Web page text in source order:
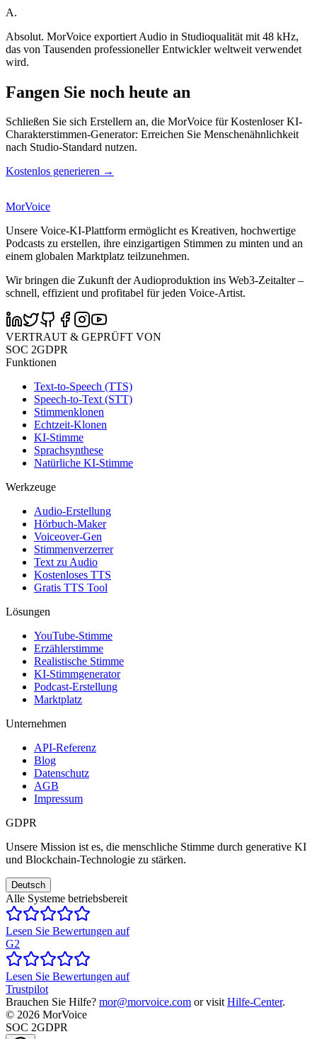
A.
Absolut. MorVoice exportiert Audio in Studioqualität mit 48 kHz,
das von Tausenden professioneller Entwickler weltweit verwendet
wird.
Fangen Sie noch heute an
Schließen Sie sich Erstellern an, die MorVoice für Kostenloser KI-
Charakterstimmen-Generator: Erreichen Sie Menschenähnlichkeit
nach Studio-Standard nutzen.
Kostenlos generieren →
MorVoice
Unsere Voice-KI-Plattform ermöglicht es Kreativen, hochwertige
Podcasts zu erstellen, ihre einzigartigen Stimmen zu minten und an
einem globalen Marktplatz teilzunehmen.
Wir bringen die Zukunft der Audioproduktion ins Web3-Zeitalter –
schnell, effizient und profitabel für jeden Voice-Artist.
VERTRAUT & GEPRÜFT VON
SOC 2GDPR
Funktionen
Text-to-Speech (TTS)
Speech-to-Text (STT)
Stimmenklonen
Echtzeit-Klonen
KI-Stimme
Sprachsynthese
Natürliche KI-Stimme
Werkzeuge
Audio-Erstellung
Hörbuch-Maker
Voiceover-Gen
Stimmenverzerrer
Text zu Audio
Kostenloses TTS
Gratis TTS Tool
Lösungen
YouTube-Stimme
Erzählerstimme
Realistische Stimme
KI-Stimmgenerator
Podcast-Erstellung
Marktplatz
Unternehmen
API-Referenz
Blog
Datenschutz
AGB
Impressum
GDPR
Unsere Mission ist es, die menschliche Stimme durch generative KI
und Blockchain-Technologie zu stärken.
Deutsch
Alle Systeme betriebsbereit
Lesen Sie Bewertungen auf
G2
Lesen Sie Bewertungen auf
Trustpilot
Brauchen Sie Hilfe? mor@morvoice.com or visit Hilfe-Center.
© 2026 MorVoice
SOC 2GDPR